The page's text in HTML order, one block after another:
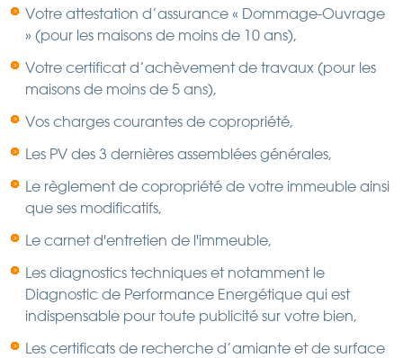
Votre attestation d’assurance « Dommage-Ouvrage
» (pour les maisons de moins de 10 ans),
Votre certificat d’achèvement de travaux (pour les
maisons de moins de 5 ans),
Vos charges courantes de copropriété,
Les PV des 3 dernières assemblées générales,
Le règlement de copropriété de votre immeuble ainsi
que ses modificatifs,
Le carnet d'entretien de l'immeuble,
Les diagnostics techniques et notamment le
Diagnostic de Performance Energétique qui est
indispensable pour toute publicité sur votre bien,
Les certificats de recherche d’amiante et de surface